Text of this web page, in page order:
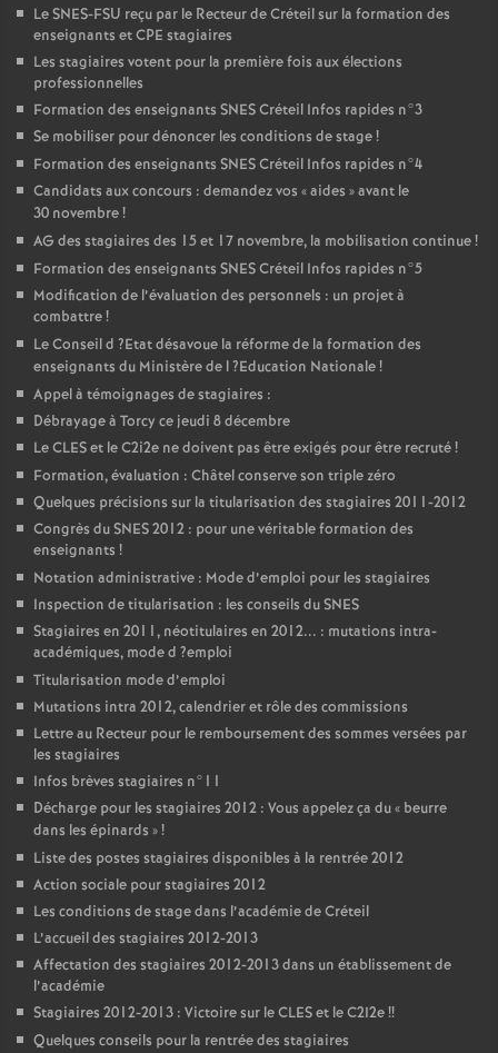
LeSNES-FSU reçu par le Recteur de Créteil sur la formation des
enseignants etCPE stagiaires
Les stagiaires votent pour la première fois aux élections
professionnelles
Formation des enseignants SNESCréteil Infos rapides n°3
Se mobiliser pour dénoncer les conditions de stage!
Formation des enseignants SNESCréteil Infos rapides n°4
Candidats aux concours : demandez vos «aides » avant le
30 novembre!
AG des stagiaires des 15 et 17 novembre, la mobilisation continue!
Formation des enseignants SNESCréteil Infos rapides n°5
Modification de l’évaluation des personnels : un projet à
combattre!
Le Conseil d ?Etat désavoue la réforme de la formation des
enseignants du Ministère de l?Education Nationale!
Appel à témoignages de stagiaires :
Débrayage à Torcy ce jeudi 8 décembre
LeCLESet le C2i2e ne doivent pas être exigés pour être recruté!
Formation, évaluation : Châtel conserve son triple zéro
Quelques précisions sur la titularisation des stagiaires 2011-2012
Congrès duSNES2012 : pour une véritable formation des
enseignants !
Notation administrative : Mode d’emploi pour les stagiaires
Inspection de titularisation : les conseils duSNES
Stagiaires en 2011, néotitulaires en 2012... : mutations intra-
académiques, mode d ?emploi
Titularisation mode d’emploi
Mutations intra 2012, calendrier et rôle des commissions
Lettre au Recteur pour le remboursement des sommes versées par
les stagiaires
Infos brèves stagiaires n°11
Décharge pour les stagiaires 2012 : Vous appelez ça du « beurre
dans les épinards »!
Liste des postes stagiaires disponibles à la rentrée 2012
Action sociale pour stagiaires 2012
Les conditions de stage dans l’académie de Créteil
L’accueil des stagiaires 2012-2013
Affectation des stagiaires 2012-2013 dans un établissement de
l’académie
Stagiaires 2012-2013 : Victoire sur leCLESet le C2I2e!!
Quelques conseils pour la rentrée des stagiaires